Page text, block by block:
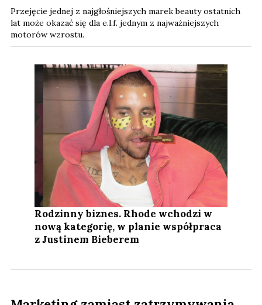
Przejęcie jednej z najgłośniejszych marek beauty ostatnich
lat może okazać się dla e.l.f. jednym z najważniejszych
motorów wzrostu.
Rodzinny biznes. Rhode wchodzi w
nową kategorię, w planie współpraca
z Justinem Bieberem